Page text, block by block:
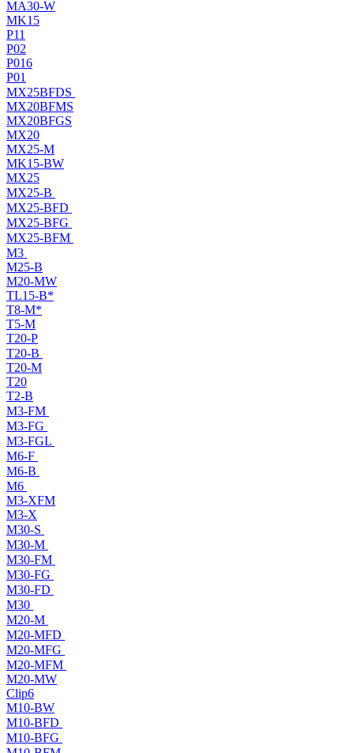
MA30-W
MK15
P11
P02
P016
P01
MX25BFDS
MX20BFMS
MX20BFGS
MX20
MX25-M
MK15-BW
MX25
MX25-B
MX25-BFD
MX25-BFG
MX25-BFM
M3
M25-B
M20-MW
TL15-B*
T8-M*
T5-M
T20-P
T20-B
T20-M
T20
T2-B
M3-FM
M3-FG
M3-FGL
M6-F
M6-B
M6
M3-XFM
M3-X
M30-S
M30-M
M30-FM
M30-FG
M30-FD
M30
M20-M
M20-MFD
M20-MFG
M20-MFM
M20-MW
Clip6
M10-BW
M10-BFD
M10-BFG